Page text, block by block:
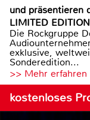
und präsentieren
LIMITED EDITION
Die Rockgruppe
exklusive,
Sonderedition...
>> Mehr erfahren
kostenloses